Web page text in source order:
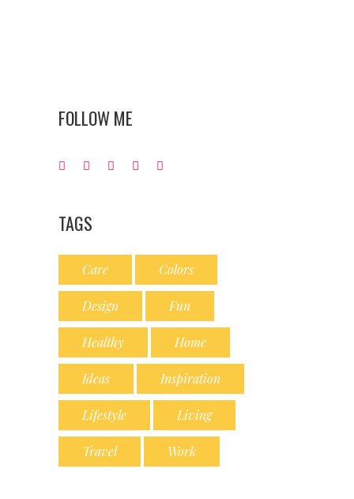
FOLLOW ME
TAGS
Care Colors
Design Fun
Healthy Home
Ideas Inspiration
Lifestyle Living
Travel Work